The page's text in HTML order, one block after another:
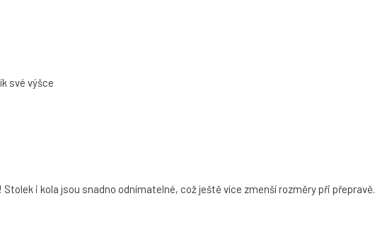
své výšce
i kola jsou snadno odnímatelné, což ještě více zmenší rozměry při přepravě.